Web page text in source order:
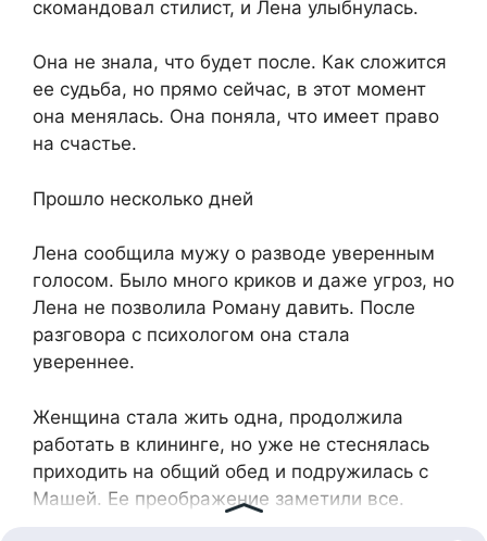
скомандовал стилист, и Лена улыбнулась.
Она не знала, что будет после. Как сложится
ее судьба, но прямо сейчас, в этот момент
она менялась. Она поняла, что имеет право
на счастье.
Прошло несколько дней
Лена сообщила мужу о разводе уверенным
голосом. Было много криков и даже угроз, но
Лена не позволила Роману давить. После
разговора с психологом она стала
увереннее.
Женщина стала жить одна, продолжила
работать в клининге, но уже не стеснялась
приходить на общий обед и подружилась с
Машей. Ее преображение заметили все.